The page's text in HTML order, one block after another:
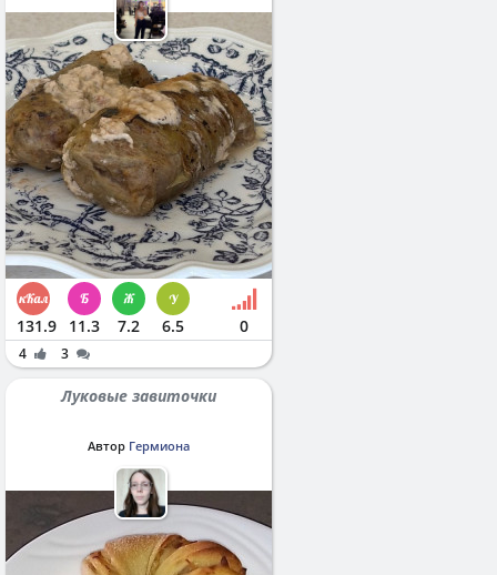
131.9 11.3 7.2 6.5 0
4 3
Луковые завиточки
Автор Гермиона